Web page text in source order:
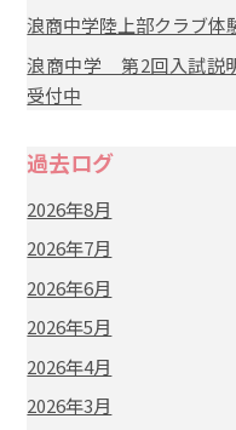
浪商中学陸上部クラブ
浪商中学 第2回入試
受付中
過去ログ
2026年8月
2026年7月
2026年6月
2026年5月
2026年4月
2026年3月